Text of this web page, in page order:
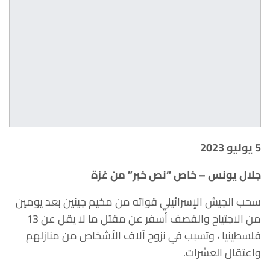
5 يوليو 2023
جلال يونس – خاص “نص خبر” من غزة
سحب الجيش الإسرائيلي قواته من مخيم جينين بعد يومين
من الاجتياح والقصف أسفر عن مقتل ما لا يقل عن 13
فلسطينيا ، وتسبب في نزوح آلاف الأشخاص من منازلهم
واعتقال العشرات.